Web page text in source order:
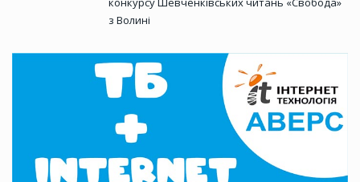
з Волині